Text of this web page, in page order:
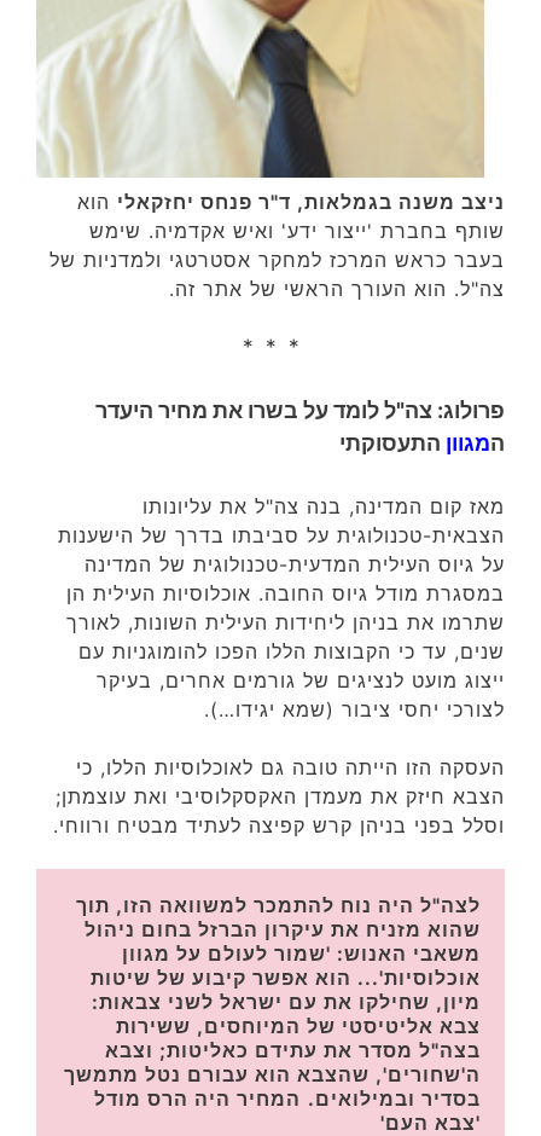
ניצב משנה בגמלאות, ד"ר פנחס יחזקאלי הוא
שותף בחברת 'ייצור ידע' ואיש אקדמיה. שימש
בעבר כראש המרכז למחקר אסטרטגי ולמדניות של
צה"ל. הוא העורך הראשי של אתר זה.
* * *
פרולוג: צה"ל לומד על בשרו את מחיר היעדר
המגוון התעסוקתי
מאז קום המדינה, בנה צה"ל את עליונותו
הצבאית-טכנולוגית על סביבתו בדרך של הישענות
על גיוס העילית המדעית-טכנולוגית של המדינה
במסגרת מודל גיוס החובה. אוכלוסיות העילית הן
שתרמו את בניהן ליחידות העילית השונות, לאורך
שנים, עד כי הקבוצות הללו הפכו להומוגניות עם
ייצוג מועט לנציגים של גורמים אחרים, בעיקר
לצורכי יחסי ציבור (שמא יגידו…).
העסקה הזו הייתה טובה גם לאוכלוסיות הללו, כי
הצבא חיזק את מעמדן האקסקלוסיבי ואת עוצמתן;
וסלל בפני בניהן קרש קפיצה לעתיד מבטיח ורווחי.
בסדיר ובמילואים.
'צבא העם'